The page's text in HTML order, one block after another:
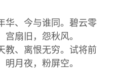
华、今与谁同。碧云零
扇旧，怨秋风。
教、离恨无穷。试将前
月夜，粉屏空。